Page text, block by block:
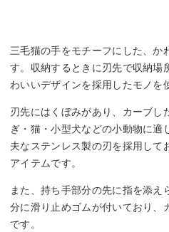
三毛猫の手をモチーフにした、か
す。収納するときに刃先で収納場
わいいデザインを採用したモノを
刃先にはくぼみがあり、カーブし
ぎ・猫・小型犬などの小動物に適
夫なステンレス製の刃を採用して
アイテムです。
また、持ち手部分の先に指を添え
分に滑り止めゴムが付いており、
です。